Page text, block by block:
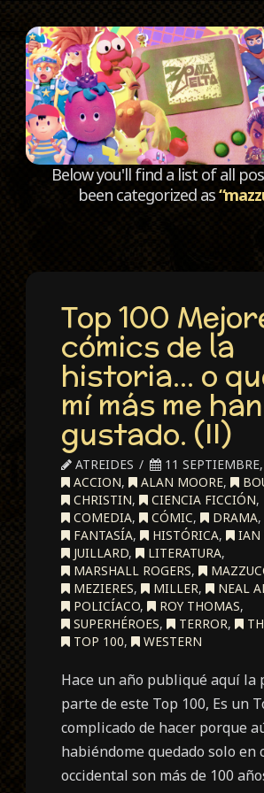
Below you'll find a list of all
been categorized as
Top 100
cómics de la
historia… o
mí más me han
gustado. (II)
ATREIDES
11
ACCION, ALAN MOORE,
CHRISTIN, CIENCIA FICCIÓN,
COMEDIA, CÓMIC, DRAMA,
FANTASÍA, HISTÓRICA, IAN
JUILLARD, LITERATURA,
MARSHALL ROGERS,
MEZIERES, MILLER, NEAL
POLICÍACO, ROY THOMAS,
SUPERHÉROES, TERROR,
TOP 100, WESTERN
Hace un año publiqué aquí la
parte de este Top 100, Es un
complicado de hacer porque
habiéndome quedado solo en
occidental son más de 100